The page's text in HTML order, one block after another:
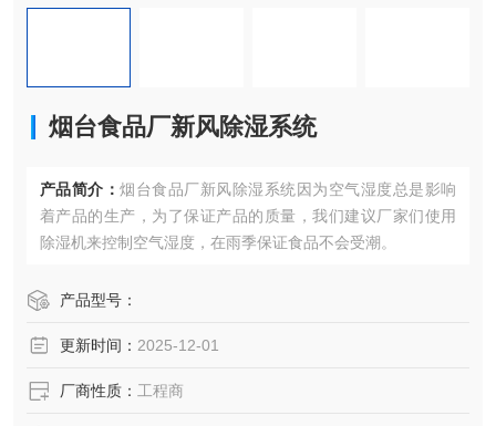
烟台食品厂新风除湿系统
产品简介： 烟台食品厂新风除湿系统因为空气湿度总是影响
着产品的生产，为了保证产品的质量，我们建议厂家们使用
除湿机来控制空气湿度，在雨季保证食品不会受潮。
产品型号：
更新时间： 2025-12-01
厂商性质： 工程商